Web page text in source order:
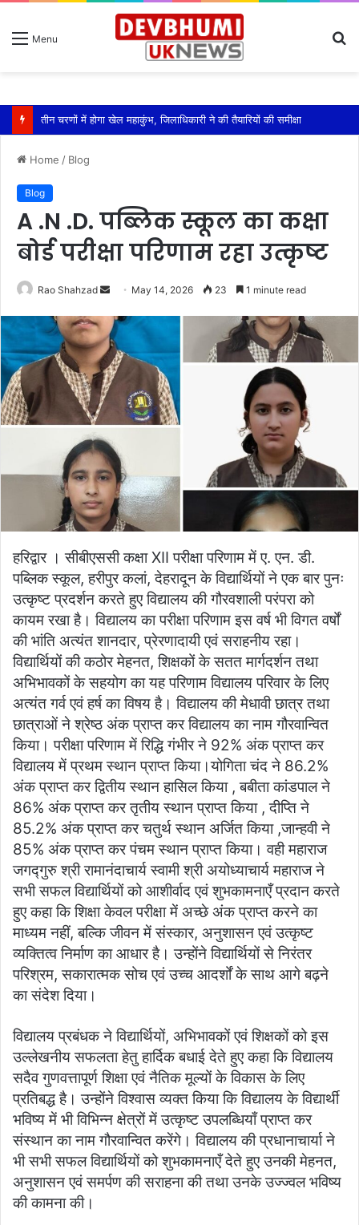
Menu
एसपी ऋषिकेश ने किया कावड़ मेला क्षेत्रों का निरीक्षण
Home / Blog
Blog
A .N .D. पब्लिक स्कूल का कक्षा
बोर्ड परीक्षा परिणाम रहा उत्कृष्ट
Rao Shahzad
Send
email
May 14, 2026 23 1 minute read
हरिद्वार । सीबीएससी कक्षा XII परीक्षा परिणाम में ए. एन. डी.
पब्लिक स्कूल, हरीपुर कलां, देहरादून के विद्यार्थियों ने एक बार पुनः
उत्कृष्ट प्रदर्शन करते हुए विद्यालय की गौरवशाली परंपरा को
कायम रखा है। विद्यालय का परीक्षा परिणाम इस वर्ष भी विगत वर्षों
की भांति अत्यंत शानदार, प्रेरणादायी एवं सराहनीय रहा।
विद्यार्थियों की कठोर मेहनत, शिक्षकों के सतत मार्गदर्शन तथा
अभिभावकों के सहयोग का यह परिणाम विद्यालय परिवार के लिए
अत्यंत गर्व एवं हर्ष का विषय है। विद्यालय की मेधावी छात्र तथा
छात्राओं ने श्रेष्ठ अंक प्राप्त कर विद्यालय का नाम गौरवान्वित
किया। परीक्षा परिणाम में रिद्धि गंभीर ने 92% अंक प्राप्त कर
विद्यालय में प्रथम स्थान प्राप्त किया।योगिता चंद ने 86.2%
अंक प्राप्त कर द्वितीय स्थान हासिल किया , बबीता कांडपाल ने
86% अंक प्राप्त कर तृतीय स्थान प्राप्त किया , दीप्ति ने
85.2% अंक प्राप्त कर चतुर्थ स्थान अर्जित किया ,जान्हवी ने
85% अंक प्राप्त कर पंचम स्थान प्राप्त किया। वही महाराज
जगद्गुरु श्री रामानंदाचार्य स्वामी श्री अयोध्याचार्य महाराज ने
सभी सफल विद्यार्थियों को आशीर्वाद एवं शुभकामनाएँ प्रदान करते
हुए कहा कि शिक्षा केवल परीक्षा में अच्छे अंक प्राप्त करने का
माध्यम नहीं, बल्कि जीवन में संस्कार, अनुशासन एवं उत्कृष्ट
व्यक्तित्व निर्माण का आधार है। उन्होंने विद्यार्थियों से निरंतर
परिश्रम, सकारात्मक सोच एवं उच्च आदर्शों के साथ आगे बढ़ने
का संदेश दिया।
विद्यालय प्रबंधक ने विद्यार्थियों, अभिभावकों एवं शिक्षकों को इस
उल्लेखनीय सफलता हेतु हार्दिक बधाई देते हुए कहा कि विद्यालय
सदैव गुणवत्तापूर्ण शिक्षा एवं नैतिक मूल्यों के विकास के लिए
प्रतिबद्ध है। उन्होंने विश्वास व्यक्त किया कि विद्यालय के विद्यार्थी
भविष्य में भी विभिन्न क्षेत्रों में उत्कृष्ट उपलब्धियाँ प्राप्त कर
संस्थान का नाम गौरवान्वित करेंगे। विद्यालय की प्रधानाचार्या ने
भी सभी सफल विद्यार्थियों को शुभकामनाएँ देते हुए उनकी मेहनत,
अनुशासन एवं समर्पण की सराहना की तथा उनके उज्ज्वल भविष्य
की कामना की।